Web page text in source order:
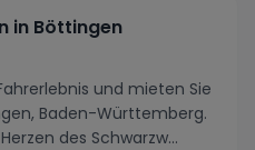
in Böttingen
und mieten Sie
Baden-Württemberg.
des Schwarzw...